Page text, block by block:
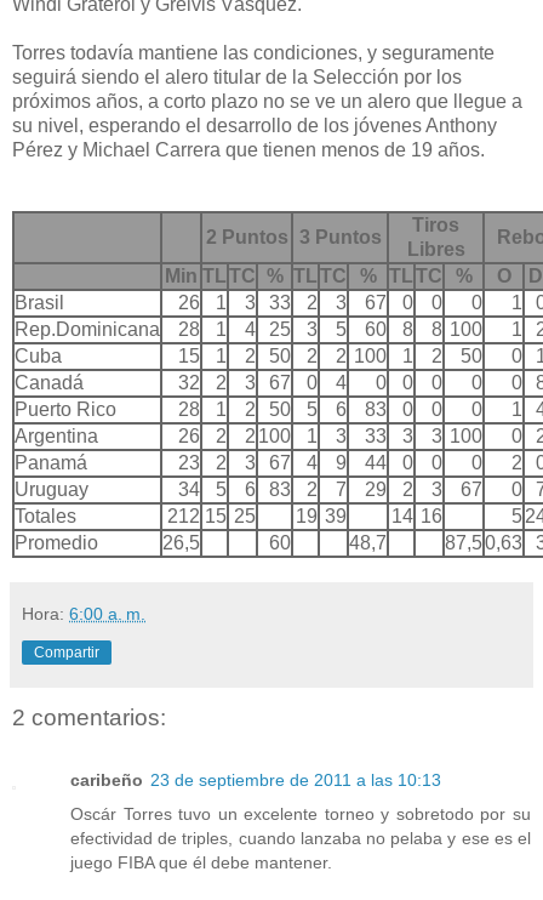
Torres todavía mantiene las condiciones, y seguramente
seguirá siendo el alero titular de la Selección por los
próximos años, a corto plazo no se ve un alero que llegue a
su nivel, esperando el desarrollo de los jóvenes Anthony
Pérez y Michael Carrera que tienen menos de 19 años.
2 Puntos 3 Puntos
Tiros
Libres
Min TLTC % TLTC % TLTC % O
D
Brasil
26 1 3 33 2 3 67 0 0 0 1
Rep.Dominicana
28 1 4 25 3 5 60 8 8 100 1
Cuba
15 1 2 50 2 2 100 1 2 50 0
Canadá
32 2 3 67 0 4 0 0 0 0 0
Puerto Rico
28 1 2 50 5 6 83 0 0 0 1
Argentina
26 2 2 100 1 3 33 3 3 100 0
Panamá
23 2 3 67 4 9 44 0 0 0 2
Uruguay
34 5 6 83 2 7 29 2 3 67 0
Totales
212 15 25 19 39 14 16 5
Promedio
26,5 60 48,7 87,50,63
Hora: 6:00 a. m.
Compartir
2 comentarios:
caribeño 23 de septiembre de 2011 a las 10:13
Oscár Torres tuvo un excelente torneo y sobretodo por su
efectividad de triples, cuando lanzaba no pelaba y ese es el
juego FIBA que él debe mantener.